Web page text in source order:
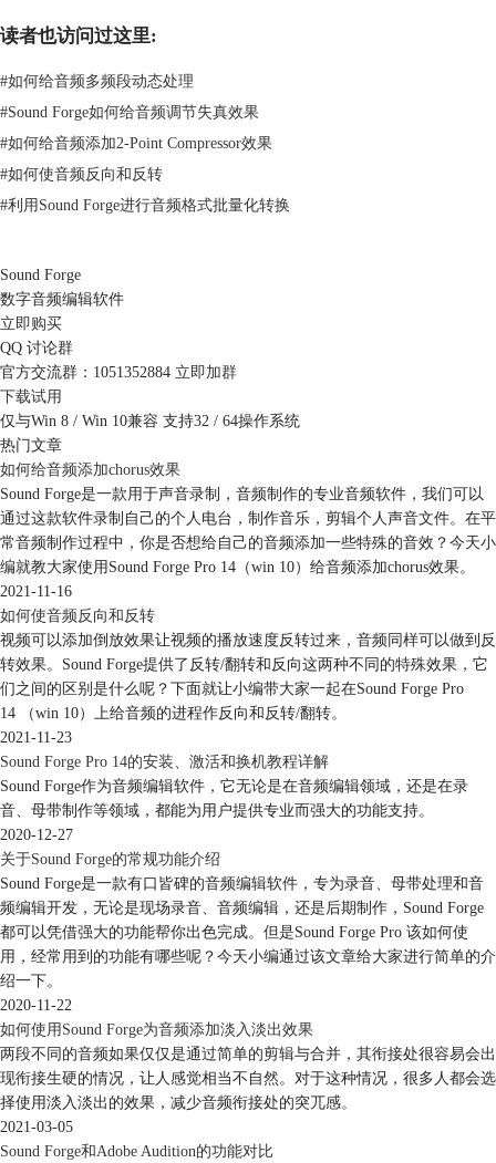
二、设置弯音参数
1.预设
软件为用户提供了一定的预设模式，点击“预设”右侧的下拉菜单即可看
到，这是几种常用情况，如果符合要求可以直接使用。
2.包络线的调整
在点击每种预设时都会在下方波形图上看到其对应的包络曲线，这条曲线
就表示了音频的弯音路径。如果您需要自己制作或调整弯音效果，可以通
过调整包络曲线来实现。
图4：低八度效果包络图
在调整包络线以前，请先在左侧纵坐标处确定半音的范围，拖动推子即可
调整范围在整数间变化。
读者也访问过这里:
#如何给音频多频段动态处理
#Sound Forge如何给音频调节失真效果
#如何给音频添加2-Point Compressor效果
#如何使音频反向和反转
#利用Sound Forge进行音频格式批量化转换
Sound Forge
数字音频编辑软件
立即购买
QQ 讨论群
官方交流群：1051352884 立即加群
下载试用
仅与Win 8 / Win 10兼容 支持32 / 64操作系统
热门文章
如何给音频添加chorus效果
Sound Forge是一款用于声音录制，音频制作的专业音频软件，我们可以
通过这款软件录制自己的个人电台，制作音乐，剪辑个人声音文件。在平
常音频制作过程中，你是否想给自己的音频添加一些特殊的音效？今天小
编就教大家使用Sound Forge Pro 14（win 10）给音频添加chorus效果。
2021-11-16
如何使音频反向和反转
视频可以添加倒放效果让视频的播放速度反转过来，音频同样可以做到反
转效果。Sound Forge提供了反转/翻转和反向这两种不同的特殊效果，它
们之间的区别是什么呢？下面就让小编带大家一起在Sound Forge Pro
14 （win 10）上给音频的进程作反向和反转/翻转。
2021-11-23
Sound Forge Pro 14的安装、激活和换机教程详解
Sound Forge作为音频编辑软件，它无论是在音频编辑领域，还是在录
音、母带制作等领域，都能为用户提供专业而强大的功能支持。
2020-12-27
关于Sound Forge的常规功能介绍
Sound Forge是一款有口皆碑的音频编辑软件，专为录音、母带处理和音
频编辑开发，无论是现场录音、音频编辑，还是后期制作，Sound Forge
都可以凭借强大的功能帮你出色完成。但是Sound Forge Pro 该如何使
用，经常用到的功能有哪些呢？今天小编通过该文章给大家进行简单的介
绍一下。
2020-11-22
如何使用Sound Forge为音频添加淡入淡出效果
两段不同的音频如果仅仅是通过简单的剪辑与合并，其衔接处很容易会出
现衔接生硬的情况，让人感觉相当不自然。对于这种情况，很多人都会选
择使用淡入淡出的效果，减少音频衔接处的突兀感。
2021-03-05
Sound Forge和Adobe Audition的功能对比